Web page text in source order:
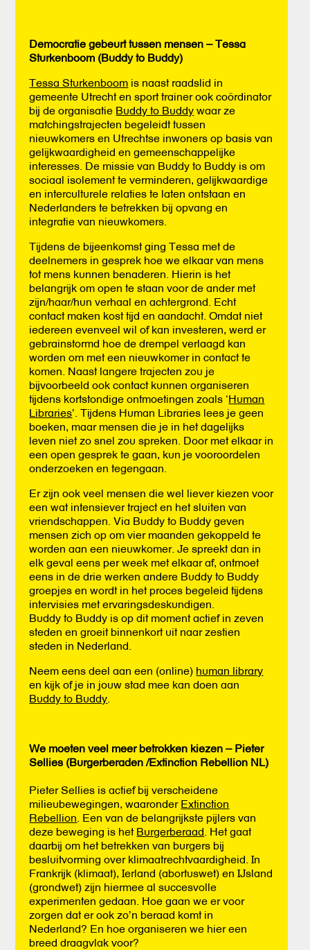
Democratie gebeurt tussen mensen – Tessa
Sturkenboom (Buddy to Buddy)
Tessa Sturkenboom is naast raadslid in
gemeente Utrecht en sport trainer ook coördinator
bij de organisatie Buddy to Buddy waar ze
matchingstrajecten begeleidt tussen
nieuwkomers en Utrechtse inwoners op basis van
gelijkwaardigheid en gemeenschappelijke
interesses. De missie van Buddy to Buddy is om
sociaal isolement te verminderen, gelijkwaardige
en interculturele relaties te laten ontstaan en
Nederlanders te betrekken bij opvang en
integratie van nieuwkomers.
Tijdens de bijeenkomst ging Tessa met de
deelnemers in gesprek hoe we elkaar van mens
tot mens kunnen benaderen. Hierin is het
belangrijk om open te staan voor de ander met
zijn/haar/hun verhaal en achtergrond. Echt
contact maken kost tijd en aandacht. Omdat niet
iedereen evenveel wil of kan investeren, werd er
gebrainstormd hoe de drempel verlaagd kan
worden om met een nieuwkomer in contact te
komen. Naast langere trajecten zou je
bijvoorbeeld ook contact kunnen organiseren
tijdens kortstondige ontmoetingen zoals ‘Human
Libraries’. Tijdens Human Libraries lees je geen
boeken, maar mensen die je in het dagelijks
leven niet zo snel zou spreken. Door met elkaar in
een open gesprek te gaan, kun je vooroordelen
onderzoeken en tegengaan.
Er zijn ook veel mensen die wel liever kiezen voor
een wat intensiever traject en het sluiten van
vriendschappen. Via Buddy to Buddy geven
mensen zich op om vier maanden gekoppeld te
worden aan een nieuwkomer. Je spreekt dan in
elk geval eens per week met elkaar af, ontmoet
eens in de drie werken andere Buddy to Buddy
groepjes en wordt in het proces begeleid tijdens
intervisies met ervaringsdeskundigen.
Buddy to Buddy is op dit moment actief in zeven
steden en groeit binnenkort uit naar zestien
steden in Nederland.
Neem eens deel aan een (online) human library
en kijk of je in jouw stad mee kan doen aan
Buddy to Buddy
We moeten veel meer betrokken kiezen – Pieter
Sellies (Burgerberaden /Extinction Rebellion NL)
Pieter Sellies is actief bij verscheidene
milieubewegingen, waaronder Extinction
Rebellion . Een van de belangrijkste pijlers van
deze beweging is het Burgerberaad . Het gaat
daarbij om het betrekken van burgers bij
besluitvorming over klimaatrechtvaardigheid. In
Frankrijk (klimaat), Ierland (abortuswet) en IJsland
(grondwet) zijn hiermee al succesvolle
experimenten gedaan. Hoe gaan we er voor
zorgen dat er ook zo’n beraad komt in
Nederland? En hoe organiseren we hier een
breed draagvlak voor?